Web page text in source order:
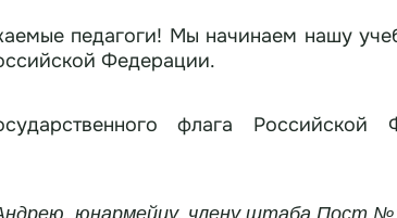
педагоги! Мы начинаем нашу
Федерации.
флага Российской
юнармейцу, члену штаба Пост